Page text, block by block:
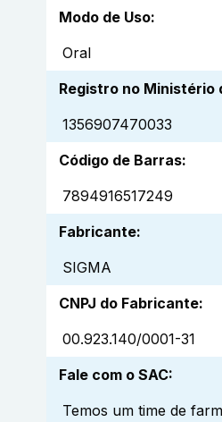
Modo de Uso:
Oral
Registro no Ministério
1356907470033
Código de Barras:
7894916517249
Fabricante:
SIGMA
CNPJ do Fabricante:
00.923.140/0001-31
Fale com o SAC:
Temos um time de